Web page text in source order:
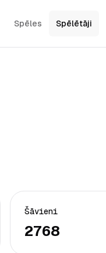
Spēles Spēlētāji
Šāvieni
2768